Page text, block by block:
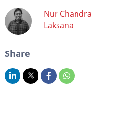
Nur Chandra
Laksana
Share